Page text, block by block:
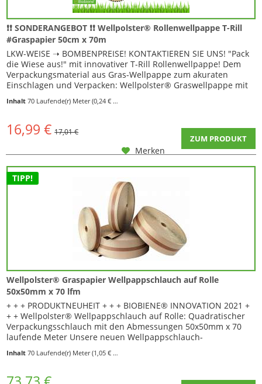
❗❗ SONDERANGEBOT ❗❗ Wellpolster® Rollenwellpappe T-Rill
#Graspapier 50cm x 70m
LKW-WEISE ➝ BOMBENPREISE! KONTAKTIEREN SIE UNS! "Pack
die Wiese aus!" mit innovativer T-Rill Rollenwellpappe! Dem
Verpackungsmaterial aus Gras-Wellpappe zum akuraten
Einschlagen und Verpacken: Wellpolster® Graswellpappe mit
Verpacken und Einschlagen durch T-Rillung Das besondere an
Inhalt70 Laufende(r) Meter(0,24 € * / 1 Laufende(r) Meter)
16,99 € 17,01 €
ZUM PRODUKT
Merken
TIPP!
Wellpolster® Graspapier Wellpappschlauch auf Rolle
50x50mm x 70 lfm
+ + + PRODUKTNEUHEIT + + + BIOBIENE® INNOVATION 2021 +
+ + Wellpolster® Wellpappschlauch auf Rolle: Quadratischer
Verpackungsschlauch mit den Abmessungen 50x50mm x 70
laufende Meter Unsere neuen Wellpappschlauch-
Schutz für lange, schlanke Waren die verpackt und versendet
Inhalt70 Laufende(r) Meter(1,05 € * / 1 Laufende(r) Meter)